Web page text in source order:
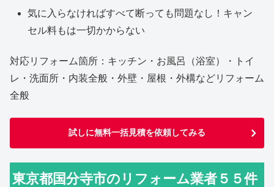
気に入らなければすべて断っても問題なし！キャン
セル料もは一切かからない
対応リフォーム箇所：キッチン・お風呂（浴室）・トイ
レ・洗面所・内装全般・外壁・屋根・外構などリフォーム
全般
試しに無料一括見積を依頼してみる
東京都国分寺市のリフォーム業者５５件